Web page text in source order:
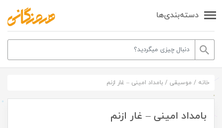
دسته‌بندی‌ها
خانه / موسیقی / بامداد امینی – غار ازنم
بامداد امینی – غار ازنم